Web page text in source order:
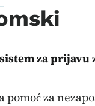
za prijavu
pomoć za